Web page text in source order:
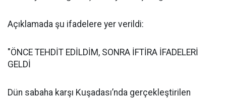
Açıklamada şu ifadelere yer verildi:
"ÖNCE TEHDİT EDİLDİM, SONRA İFTİRA İFADELERİ
GELDİ
Dün sabaha karşı Kuşadası’nda gerçekleştirilen